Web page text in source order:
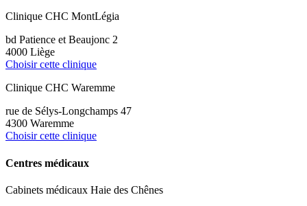
Clinique CHC MontLégia
bd Patience et Beaujonc 2
4000 Liège
Choisir cette clinique
Clinique CHC Waremme
rue de Sélys-Longchamps 47
4300 Waremme
Choisir cette clinique
Centres médicaux
Cabinets médicaux Haie des Chênes